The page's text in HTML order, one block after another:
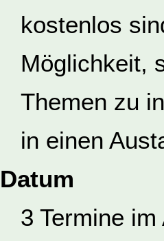
kostenlos
Möglichkeit,
Themen zu
in einen
Datum
3 Termine